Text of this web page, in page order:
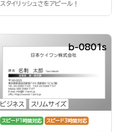
スタイリッシュさをアピール！
ビジネス スリムサイズ
b-0801s
スピード1時間対応 スピード3時間対応